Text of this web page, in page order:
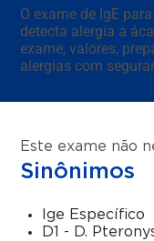
O exame de IgE
detecta alergia a
exame, valores,
alergias com
Este exame não
Sinônimos
Ige Específico
D1 - D.